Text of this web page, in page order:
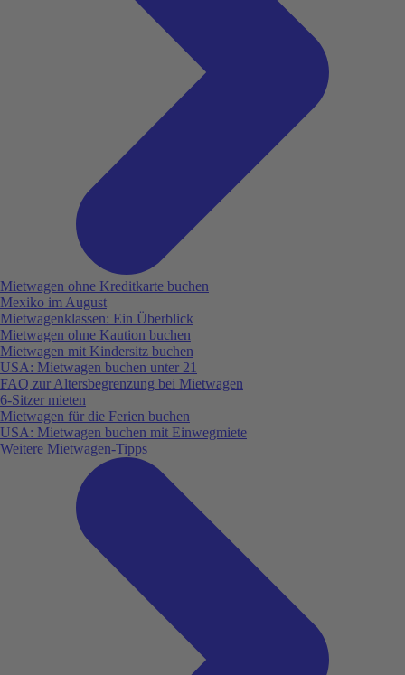
Mietwagen ohne Kreditkarte buchen
Mexiko im August
Mietwagenklassen: Ein Überblick
Mietwagen ohne Kaution buchen
Mietwagen mit Kindersitz buchen
USA: Mietwagen buchen unter 21
FAQ zur Altersbegrenzung bei Mietwagen
6-Sitzer mieten
Mietwagen für die Ferien buchen
USA: Mietwagen buchen mit Einwegmiete
Weitere Mietwagen-Tipps